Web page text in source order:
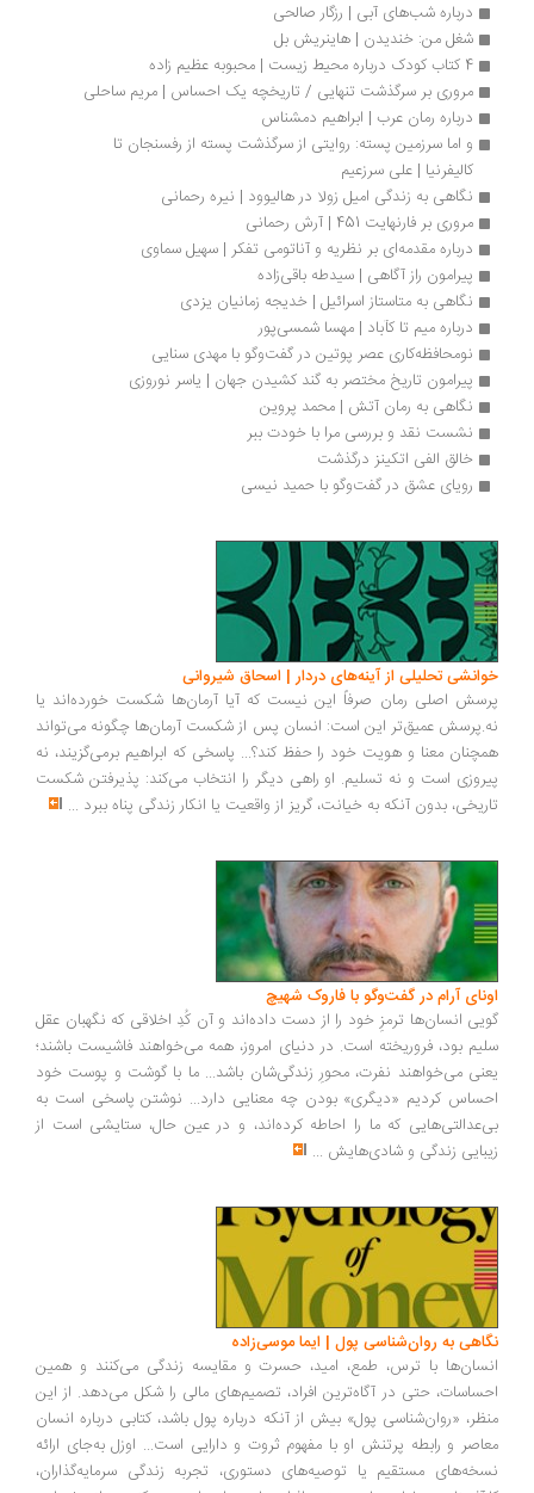
درباره شب‌های آبی | رزگار صالحی
شغل من: خندیدن | هاینریش بل
مروری بر سرگذشت تنهایی / تاریخچه یک احساس | مریم ساحلی
درباره رمان عرب | ابراهيم دمشناس
و اما سرزمین پسته: روایتی از سرگذشت پسته از رفسنجان تا
کالیفرنیا | علی سرزعیم
نگاهی به زندگی امیل زولا در هالیوود | نیره رحمانی
مروری بر فارنهایت 451 | آرش رحمانی
درباره مقدمه‌ای بر نظریه و آناتومی تفکر | سهیل سماوی
پیرامون راز آگاهی | سیدطه باقی‌زاده
نگاهی به متاستاز اسرائیل | خدیجه زمانیان یزدی
درباره میم تا کآباد | مهسا شمسی‌پور
نومحافظه‌کاری عصر پوتین در گفت‌وگو با مهدی سنایی
پیرامون تاریخ مختصر به گند کشیدن جهان | یاسر نوروزی
نگاهی به رمان آتش | محمد پروین
نشست نقد و بررسی مرا با خودت ببر
خالق الفی اتکینز درگذشت
رویای عشق در گفت‌وگو با حمید نیسی
تحلیلی از آینه‌های دردار | اسحاق شیروانی
اصلی رمان صرفاً این نیست که آیا آرمان‌ها شکست خورده‌اند یا
عمیق‌تر این است: انسان پس از شکست آرمان‌ها چگونه می‌تواند
معنا و هویت خود را حفظ کند؟... پاسخی که ابراهیم برمی‌گزیند، نه
است و نه تسلیم. او راهی دیگر را انتخاب می‌کند: پذیرفتن شکست
بدون آنکه به خیانت، گریز از واقعیت یا انکار زندگی پناه ببرد...
آرام در گفت‌وگو با فاروک شهیچ‭
انسان‌ها ترمزِ خود را از دست داده‌اند و آن کُدِ اخلاقی که نگهبان عقل
بود، فروریخته است. در دنیای امروز، همه می‌خواهند فاشیست باشند؛
می‌خواهند نفرت، محورِ زندگی‌شان باشد... ما با گوشت و پوست خود
کردیم «دیگری» بودن چه معنایی دارد... نوشتن پاسخی است به
که ما را احاطه کرده‌اند، و در عین حال، ستایشی است از
زندگی و شادی‌هایش...
به روان‌شناسی پول | ایما موسی‌زاده
با ترس، طمع، امید، حسرت و مقایسه زندگی می‌کنند و همین
حتی در آگاه‌ترین افراد، تصمیم‌های مالی را شکل می‌دهد. از این
«روان‌شناسی پول» بیش از آنکه درباره پول باشد، کتابی درباره انسان
و رابطه پرتنش او با مفهوم ثروت و دارایی است... اوزل به‌جای ارائه
مستقیم یا توصیه‌های دستوری، تجربه زندگی سرمایه‌گذاران،